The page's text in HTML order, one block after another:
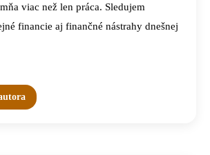
viac než len práca. Sledujem
financie aj finančné nástrahy dnešnej